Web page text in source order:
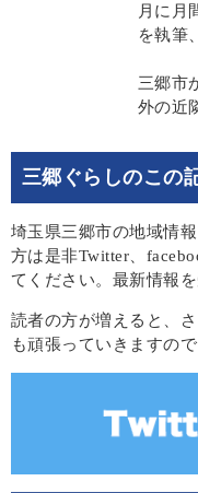
月に月
を執筆
三郷市
外の近
三郷ぐらしのこの
埼玉県三郷市の地域情
方は是非Twitter、
てください。最新情報
読者の方が増えると、
も頑張っていきますの